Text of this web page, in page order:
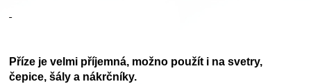
Příze je velmi příjemná, možno použít i na svetry,
čepice, šály a nákrčníky.